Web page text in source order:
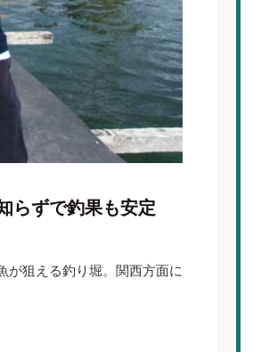
らずで釣果も安定
が狙える釣り堀。関西方面に